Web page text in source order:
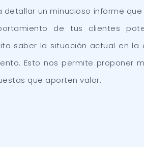
detallar un minucioso informe
de tus clientes
saber la situación actual en
Esto nos permite proponer
que aporten valor.